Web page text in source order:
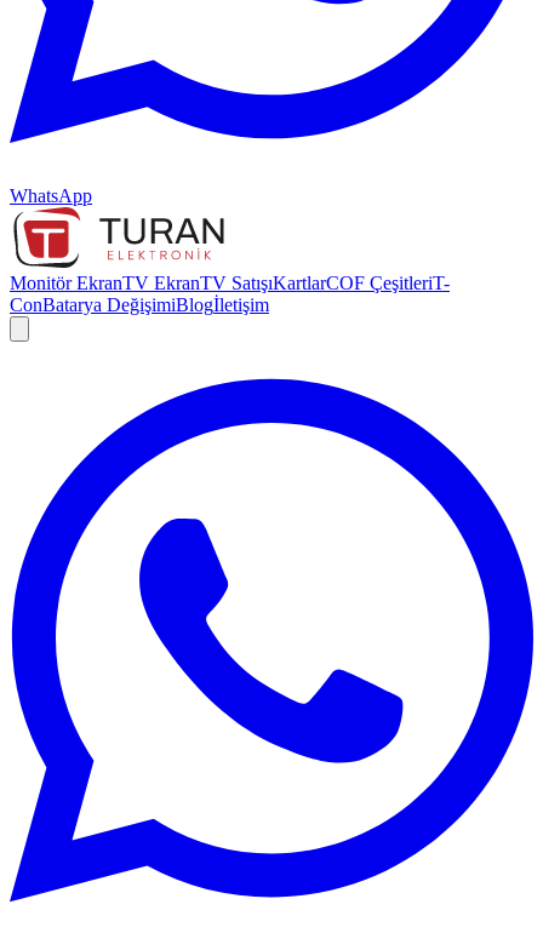
WhatsApp
Monitör EkranTV EkranTV SatışıKartlarCOF ÇeşitleriT-
ConBatarya DeğişimiBlogİletişim